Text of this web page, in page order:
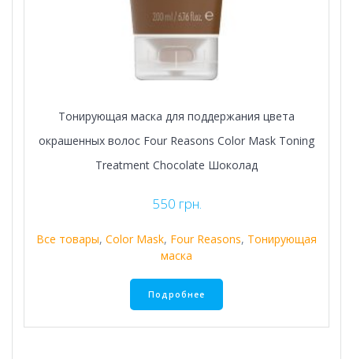
Тонирующая маска для поддержания цвета
окрашенных волос Four Reasons Color Mask Toning
Treatment Chocolate Шоколад
550 грн.
Все товары, Color Mask, Four Reasons, Тонирующая
маска
Подробнее